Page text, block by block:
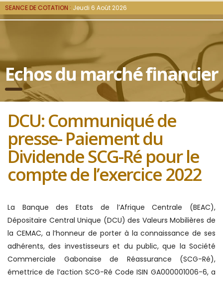
SEANCE DE COTATION : Jeudi 6 Août 2026
Echos du marché financier
DCU: Communiqué de
presse- Paiement du
Dividende SCG-Ré pour le
compte de l’exercice 2022
La Banque des Etats de l’Afrique Centrale (BEAC),
Dépositaire Central Unique (DCU) des Valeurs Mobilières de
la CEMAC, a l’honneur de porter à la connaissance de ses
adhérents, des investisseurs et du public, que la Société
Commerciale Gabonaise de Réassurance (SCG-Ré),
émettrice de l’action SCG-Ré Code ISIN GA000001006-6, a